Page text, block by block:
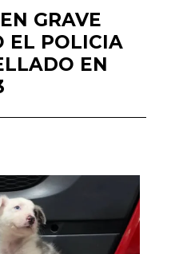
GRAVE
EL POLICIA
EN